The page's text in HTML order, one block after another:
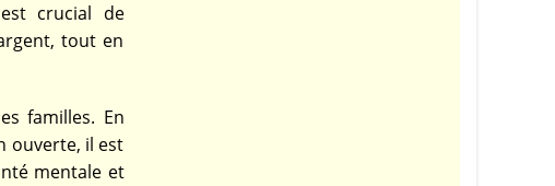
crucial de
tout en
familles. En
ouverte, il est
mentale et